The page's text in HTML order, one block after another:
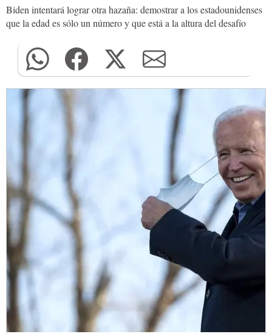
Biden intentará lograr otra hazaña: demostrar a los estadounidenses
que la edad es sólo un número y que está a la altura del desafío